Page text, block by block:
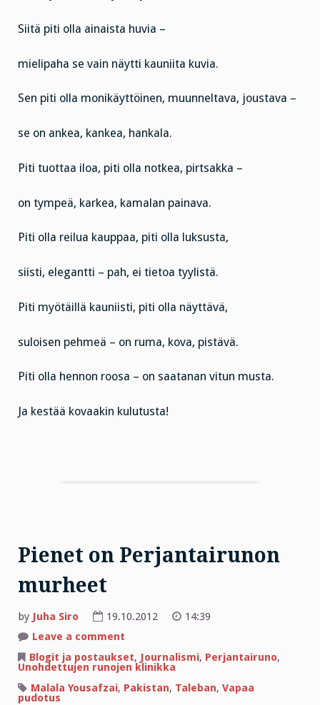
Siitä piti olla ainaista huvia –
mielipaha se vain näytti kauniita kuvia.
Sen piti olla monikäyttöinen, muunneltava, joustava –
se on ankea, kankea, hankala.
Piti tuottaa iloa, piti olla notkea, pirtsakka –
on tympeä, karkea, kamalan painava.
Piti olla reilua kauppaa, piti olla luksusta,
siisti, elegantti – pah, ei tietoa tyylistä.
Piti myötäillä kauniisti, piti olla näyttävä,
suloisen pehmeä – on ruma, kova, pistävä.
Piti olla hennon roosa – on saatanan vitun musta.
Ja kestää kovaakin kulutusta!
Pienet on Perjantairunon
murheet
by Juha Siro 19.10.2012
14:39
Leave a comment
on
Perjantairunon
Blogit ja postaukset, Journalismi, Perjantairuno,
Unohdettujen runojen klinikka
Malala Yousafzai, Pakistan, Taleban, Vapaa
pudotus